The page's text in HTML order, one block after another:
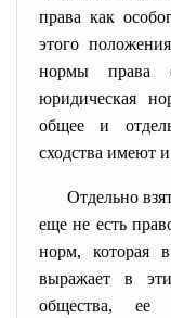
права как
этого
нормы права
юридическая
общее и
сходства имеют
Отдельно
еще не есть
норм, которая
выражает в
общества, ее